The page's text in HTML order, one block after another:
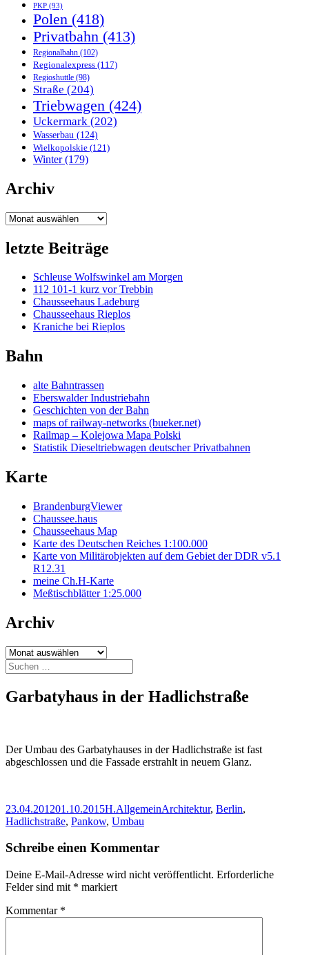
PKP (93)
Polen (418)
Privatbahn (413)
Regionalbahn (102)
Regionalexpress (117)
Regioshuttle (98)
Straße (204)
Triebwagen (424)
Uckermark (202)
Wasserbau (124)
Wielkopolskie (121)
Winter(179)
Archiv
Archiv
letzte Beiträge
Schleuse Wolfswinkel am Morgen
112 101-1 kurz vor Trebbin
Chausseehaus Ladeburg
Chausseehaus Rieplos
Kraniche bei Rieplos
Bahn
alte Bahntrassen
Eberswalder Industriebahn
Geschichten von der Bahn
maps of railway-networks (bueker.net)
Railmap – Kolejowa Mapa Polski
Statistik Dieseltriebwagen deutscher Privatbahnen
Karte
BrandenburgViewer
Chaussee.haus
Chausseehaus Map
Karte des Deutschen Reiches 1:100.000
Karte von Militärobjekten auf dem Gebiet der DDR v5.1
R12.31
meine Ch.H-Karte
Meßtischblätter 1:25.000
Archiv
Archiv
Suchen
nach:
Garbatyhaus in der Hadlichstraße
Der Umbau des Garbatyhauses in der Hadlichstraße ist fast
abgeschlossen und die Fassade erstrahlt in neuem Glanz.
Veröffentlicht
am
23.04.201201.10.2015Autor
H.Kategorien
AllgemeinSchlagwörter
Architektur, Berlin,
Hadlichstraße, Pankow, Umbau
Schreibe einen Kommentar
Deine E-Mail-Adresse wird nicht veröffentlicht. Erforderliche
Felder sind mit * markiert
Kommentar *